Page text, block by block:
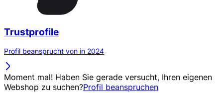
Trustprofile
Profil beansprucht von in 2024
Moment mal! Haben Sie gerade versucht, Ihren eigenen
Webshop zu suchen?Profil beanspruchen